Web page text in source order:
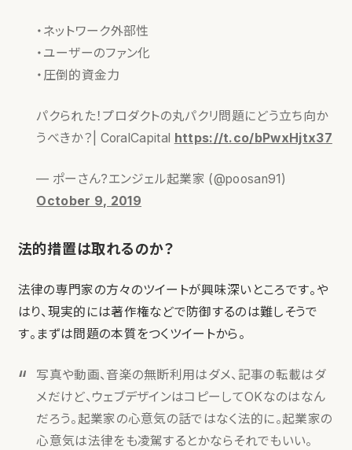
・ネットワーク外部性
・ユーザーのファン化
・圧倒的資金力
パクられた！プロダクトの丸パクリ問題にどう立ち向か
うべきか？| CoralCapital
https://t.co/bPwxHjtx37
— ポーさん?エンジェル起業家 (@poosan91)
October 9, 2019
法的措置は取れるのか？
法律の専門家の方々のツイートが興味深いところです。や
はり、現実的には著作権などで防御するのは難しそうで
す。まずは問題の本質をつくツイートから。
写真や動画、音楽の無断利用はダメ、記事の転載はダ
メだけど、ウェブデザインはコピーしてOKなのはなん
だろう。起業家の心意気の話ではなく法的に。起業家の
心意気は法律をも凌駕するとかならそれでもいい。